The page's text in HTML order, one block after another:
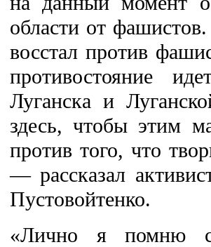
области от
восстал против
противостояние
Луганска и
здесь, чтобы этим
против того, что
— рассказал
Пустовойтенко.
«Лично я помню